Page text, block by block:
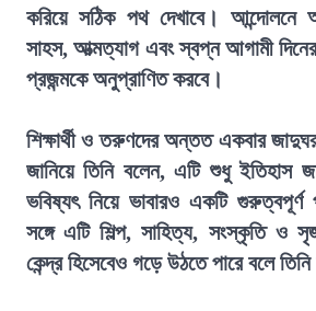
করিয়ে সঠিক পথ দেখাবে। আন্দোলনে
সাহস, আত্মত্যাগ এবং স্বপ্ন আগামী
প্রজন্মকে অনুপ্রাণিত করবে।
শিক্ষার্থী ও তরুণদের অন্তত একবার
জানিয়ে তিনি বলেন, এটি শুধু ইতিহাস
ভবিষ্যৎ নিয়ে ভাবারও একটি গুরুত্বপূর্ণ
সঙ্গে এটি শিল্প, সাহিত্য, সংস্কৃতি ও
কেন্দ্র হিসেবেও গড়ে উঠতে পারে বলে